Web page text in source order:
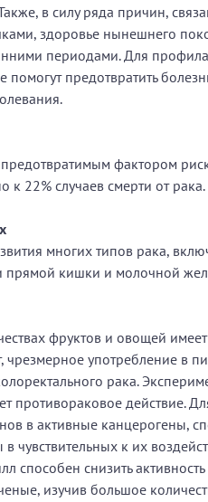
в силу ряда причин,
здоровье нынешнего
периодами. Для
предотвратить
фактором
22% случаев смерти от рака.
многих типов рака,
прямой кишки и молочной
фруктов и овощей
употребление в
рака.
противораковое действие.
в активные канцерогены,
чувствительных к их
способен снизить активность
изучив большое